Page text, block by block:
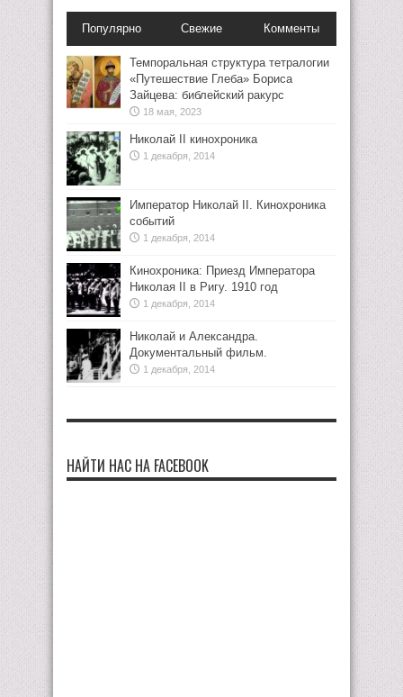
Популярно Свежие Комменты
Темпоральная структура тетралогии
«Путешествие Глеба» Бориса
Зайцева: библейский ракурс
18 мая, 2023
Николай II кинохроника
1 декабря, 2014
Император Николай II. Кинохроника
событий
1 декабря, 2014
Кинохроника: Приезд Императора
Николая II в Ригу. 1910 год
1 декабря, 2014
Николай и Александра.
Документальный фильм.
1 декабря, 2014
НАЙТИ НАС НА FACEBOOK